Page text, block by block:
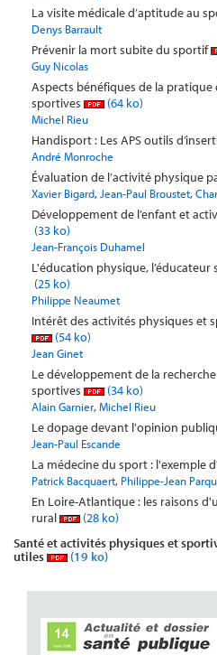
La visite médicale d’aptitude au
Denys Barrault
Prévenir la mort subite du sportif
Guy Nicolas
Aspects bénéfiques de la
sportives
(64 ko)
Michel Rieu
Handisport : Les APS outils
André Monroche
Évaluation de l’activité physique
Xavier Bigard, Jean-Paul Broustet,
Développement de l’enfant et
(33 ko)
Jean-François Duhamel
L'éducation physique, l’éducateur
(25 ko)
Philippe Neaumet
Intérêt des activités physiques et
(54 ko)
Jean Ginet
Le développement de la
sportives
(34 ko)
Alain Garnier,Michel Rieu
Le dopage devant l'opinion
Jean-Paul Escande
La médecine du sport : l'exemple
Patrick Bacquaert, Philippe-Jean
En Loire-Atlantique : les raisons
rural
(28 ko)
Santé et activités physiques et
utiles
(19 ko)